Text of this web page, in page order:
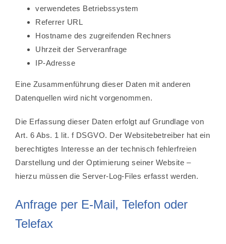
verwendetes Betriebssystem
Referrer URL
Hostname des zugreifenden Rechners
Uhrzeit der Serveranfrage
IP-Adresse
Eine Zusammenführung dieser Daten mit anderen
Datenquellen wird nicht vorgenommen.
Die Erfassung dieser Daten erfolgt auf Grundlage von
Art. 6 Abs. 1 lit. f DSGVO. Der Websitebetreiber hat ein
berechtigtes Interesse an der technisch fehlerfreien
Darstellung und der Optimierung seiner Website –
hierzu müssen die Server-Log-Files erfasst werden.
Anfrage per E-Mail, Telefon oder
Telefax